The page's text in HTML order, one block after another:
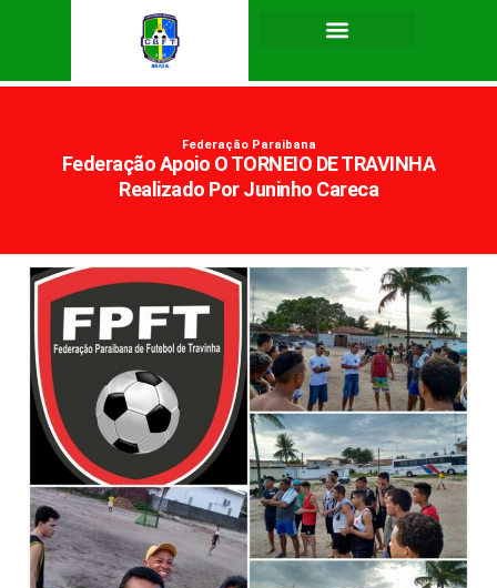
Federação Paraibana
Federação Apoio O TORNEIO DE TRAVINHA
Realizado Por Juninho Careca